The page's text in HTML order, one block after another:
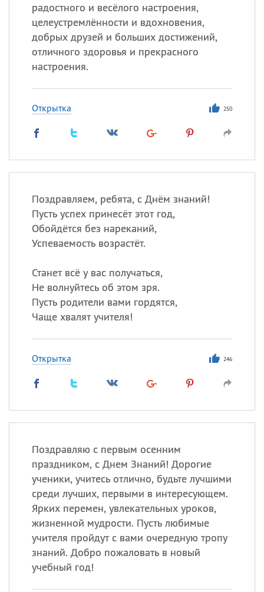
радостного и весёлого настроения,
целеустремлённости и вдохновения,
добрых друзей и больших достижений,
отличного здоровья и прекрасного
настроения.
Открытка 250
Поздравляем, ребята, с Днём знаний!
Пусть успех принесёт этот год,
Обойдётся без нареканий,
Успеваемость возрастёт.
Станет всё у вас получаться,
Не волнуйтесь об этом зря.
Пусть родители вами гордятся,
Чаще хвалят учителя!
Открытка 246
Поздравляю с первым осенним
праздником, с Днем Знаний! Дорогие
ученики, учитесь отлично, будьте лучшими
среди лучших, первыми в интересующем.
Ярких перемен, увлекательных уроков,
жизненной мудрости. Пусть любимые
учителя пройдут с вами очередную тропу
знаний. Добро пожаловать в новый
учебный год!